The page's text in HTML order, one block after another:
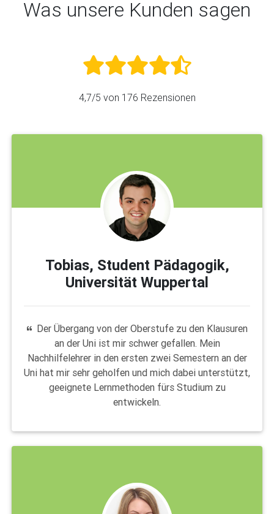
Was unsere Kunden sagen
4,7/5 von 176 Rezensionen
Tobias, Student Pädagogik,
Universität Wuppertal
Der Übergang von der Oberstufe zu den Klausuren
an der Uni ist mir schwer gefallen. Mein
Nachhilfelehrer in den ersten zwei Semestern an der
Uni hat mir sehr geholfen und mich dabei unterstützt,
geeignete Lernmethoden fürs Studium zu
entwickeln.